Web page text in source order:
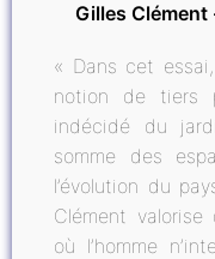
Gilles Clément
« Dans cet
notion de tiers
indécidé du
somme des
l’évolution du
Clément
où l’homme